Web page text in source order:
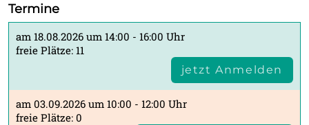
Termine
am 18.08.2026 um 14:00 - 16:00 Uhr
freie Plätze: 11
jetzt Anmelden
am 03.09.2026 um 10:00 - 12:00 Uhr
freie Plätze: 0